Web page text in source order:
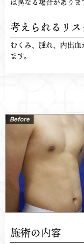
考えられるリス
むくみ、腫れ、内出
ます。
施術の内容